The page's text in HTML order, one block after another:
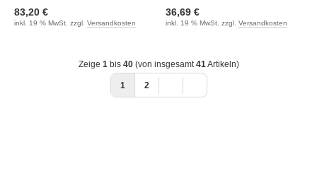
83,20 €
inkl. 19 % MwSt. zzgl. Versandkosten
36,69 €
inkl. 19 % MwSt. zzgl. Versandkosten
Zeige 1bis 40(von insgesamt41Artikeln)
1 2